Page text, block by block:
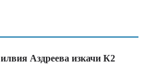
Аздреева изкачи К2